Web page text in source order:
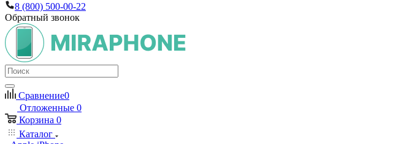
8 (800) 500-00-22
Обратный звонок
Сравнение0
Отложенные 0
Корзина 0
Каталог